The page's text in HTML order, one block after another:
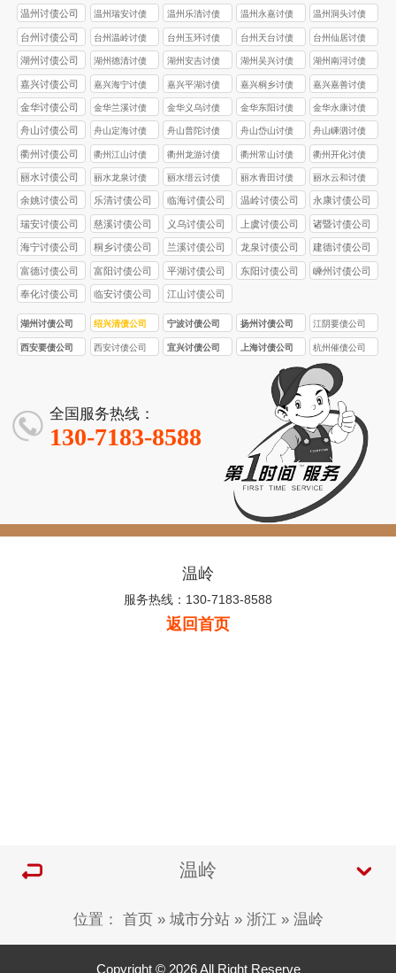
公司
公司
公司
公司
温州讨债公司
温州瑞安讨债
公司
温州乐清讨债
公司
温州永嘉讨债
公司
温州洞头讨债
公司
台州讨债公司
台州温岭讨债
公司
台州玉环讨债
公司
台州天台讨债
公司
台州仙居讨债
公司
湖州讨债公司
湖州德清讨债
公司
湖州安吉讨债
公司
湖州吴兴讨债
公司
湖州南浔讨债
公司
嘉兴讨债公司
嘉兴海宁讨债
公司
嘉兴平湖讨债
公司
嘉兴桐乡讨债
公司
嘉兴嘉善讨债
公司
金华讨债公司
金华兰溪讨债
公司
金华义乌讨债
公司
金华东阳讨债
公司
金华永康讨债
公司
舟山讨债公司
舟山定海讨债
公司
舟山普陀讨债
公司
舟山岱山讨债
公司
舟山嵊泗讨债
公司
衢州讨债公司
衢州江山讨债
公司
衢州龙游讨债
公司
衢州常山讨债
公司
衢州开化讨债
公司
丽水讨债公司
丽水龙泉讨债
公司
丽水缙云讨债
公司
丽水青田讨债
公司
丽水云和讨债
公司
余姚讨债公司 乐清讨债公司 临海讨债公司 温岭讨债公司 永康讨债公司
瑞安讨债公司 慈溪讨债公司 义乌讨债公司 上虞讨债公司 诸暨讨债公司
海宁讨债公司 桐乡讨债公司 兰溪讨债公司 龙泉讨债公司 建德讨债公司
富德讨债公司 富阳讨债公司 平湖讨债公司 东阳讨债公司 嵊州讨债公司
奉化讨债公司 临安讨债公司 江山讨债公司
湖州讨债公司 绍兴清债公司 宁波讨债公司 扬州讨债公司 江阴要债公司
西安要债公司 西安讨债公司 宜兴讨债公司 上海讨债公司 杭州催债公司
全国服务热线：
130-7183-8588
温岭
服务热线：130-7183-8588
返回首页
温岭
位置： 首页 » 城市分站» 浙江» 温岭
Copyright © 2026 All Right Reserve